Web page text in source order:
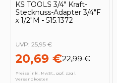
KS TOOLS 3/4" Kraft-
Stecknuss-Adapter 3/4"F
x 1/2"M - 515.1372
20,69 €22,99 €
UVP: 25,95 €
Preise inkl. MwSt., ggf. zzgl.
Versandkosten